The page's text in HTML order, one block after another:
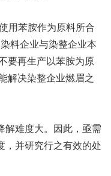
用苯胺作为原料所合
料企业与染整企业本
要再生产以苯胺为原
解决染整企业燃眉之
解难度大。因此，亟需
，并研究行之有效的处